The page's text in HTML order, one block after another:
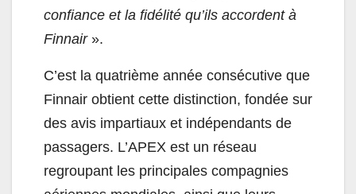
confiance et la fidélité qu’ils accordent à
Finnair ».
C’est la quatrième année consécutive que
Finnair obtient cette distinction, fondée sur
des avis impartiaux et indépendants de
passagers. L’APEX est un réseau
regroupant les principales compagnies